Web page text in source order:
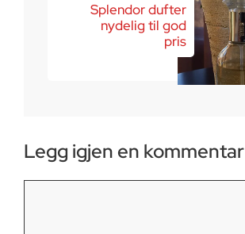
Splendor dufter
nydelig til god
pris
Legg igjen en kommentar